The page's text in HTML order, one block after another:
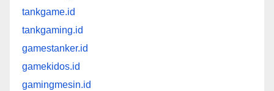
tankgame.id
tankgaming.id
gamestanker.id
gamekidos.id
gamingmesin.id